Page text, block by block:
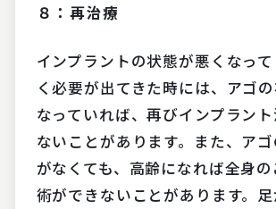
８：再治療
インプラントの状態が悪くなっ
く必要が出てきた時には、アゴ
なっていれば、再びインプラン
ないことがあります。また、ア
がなくても、高齢になれば全身
術ができないことがあります。